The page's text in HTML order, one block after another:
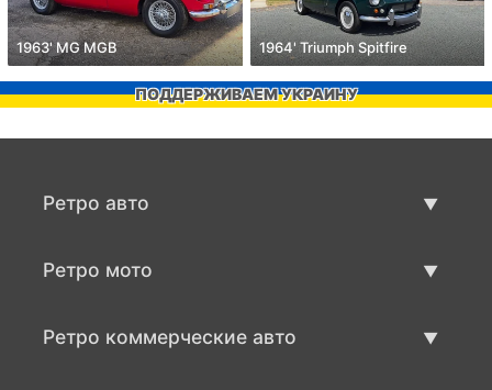
1963' MG MGB 1964' Triumph Spitfire
ПОДДЕРЖИВАЕМ УКРАИНУ
Ретро авто
Ретро мото
Ретро коммерческие авто